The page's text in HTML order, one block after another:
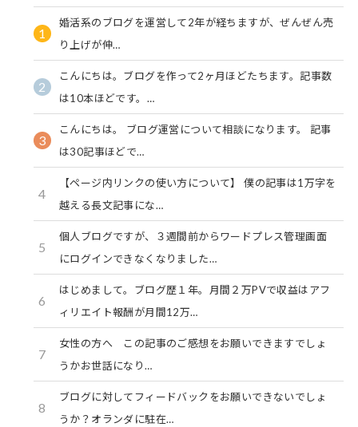
1
婚活系のブログを運営して2年が経ちますが、ぜんぜん売
り上げが伸…
2
こんにちは。ブログを作って2ヶ月ほどたちます。記事数
は10本ほどです。…
3
こんにちは。 ブログ運営について相談になります。 記事
は30記事ほどで…
4
【ページ内リンクの使い方について】 僕の記事は1万字を
越える長文記事にな…
5
個人ブログですが、３週間前からワードプレス管理画面
にログインできなくなりました…
6
はじめまして。ブログ歴１年。月間２万PVで収益はアフ
ィリエイト報酬が月間12万…
7
女性の方へ この記事のご感想をお願いできますでしょ
うかお世話になり…
8
ブログに対してフィードバックをお願いできないでしょ
うか？オランダに駐在…